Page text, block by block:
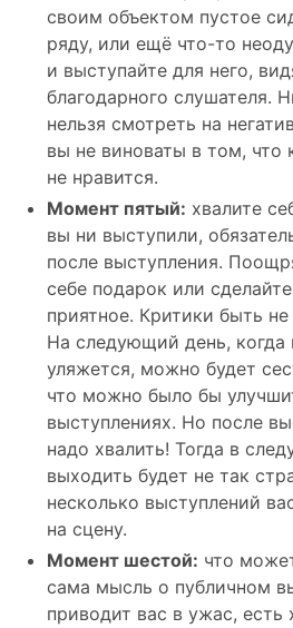
своим объектом пустое
ряду, или ещё что-то
и выступайте для него,
благодарного слушателя.
нельзя смотреть на
вы не виноваты в том, что
не нравится.
Момент пятый: хвалите
вы ни выступили,
после выступления.
себе подарок или
приятное. Критики быть
На следующий день, когда
уляжется, можно будет
что можно было бы
выступлениях. Но после
надо хвалить! Тогда в
выходить будет не так
несколько выступлений
на сцену.
Момент шестой: что
сама мысль о публичном
приводит вас в ужас,